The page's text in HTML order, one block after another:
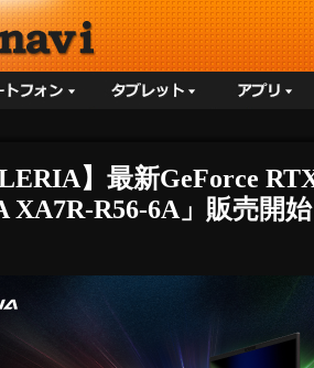
】最新GeForce
XA7R-R56-6A」販売開始